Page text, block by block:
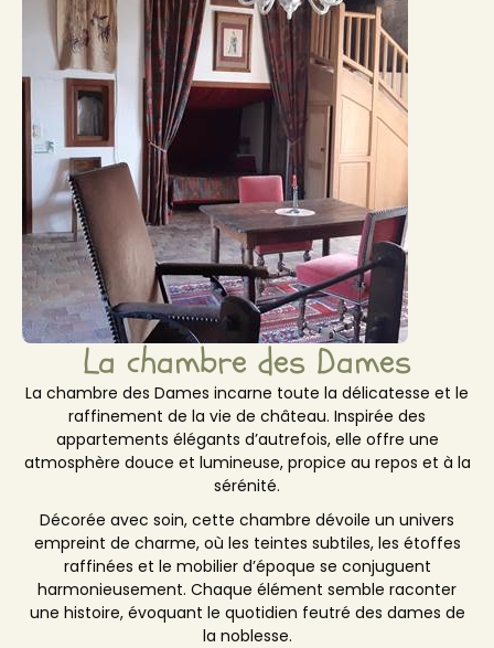
La chambre des Dames
La chambre des Dames incarne toute la délicatesse et le
raffinement de la vie de château. Inspirée des
appartements élégants d’autrefois, elle offre une
atmosphère douce et lumineuse, propice au repos et à la
sérénité.
Décorée avec soin, cette chambre dévoile un univers
empreint de charme, où les teintes subtiles, les étoffes
raffinées et le mobilier d’époque se conjuguent
harmonieusement. Chaque élément semble raconter
une histoire, évoquant le quotidien feutré des dames de
la noblesse.